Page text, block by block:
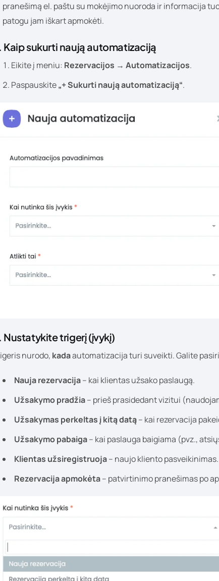
pranešimą el. paštu su mokėjimo nuoroda ir informacija
patogu jam iškart apmokėti.
Kaip sukurti naują automatizaciją
Eikite į meniu: Rezervacijos → Automatizacijos.
Paspauskite„+ Sukurti naują automatizaciją“.
Nustatykite trigerį (įvykį)
nurodo, kadaautomatizacija turi suveikti. Galite
Nauja rezervacija– kai klientas užsako paslaugą.
Užsakymo pradžia– prieš prasidedant vizitui
Užsakymas perkeltas į kitą datą– kai rezervacija
Užsakymo pabaiga– kai paslauga baigiama (pvz.,
Klientas užsiregistruoja– naujo kliento pasveikinimas.
Rezervacija apmokėta– patvirtinimo pranešimas po